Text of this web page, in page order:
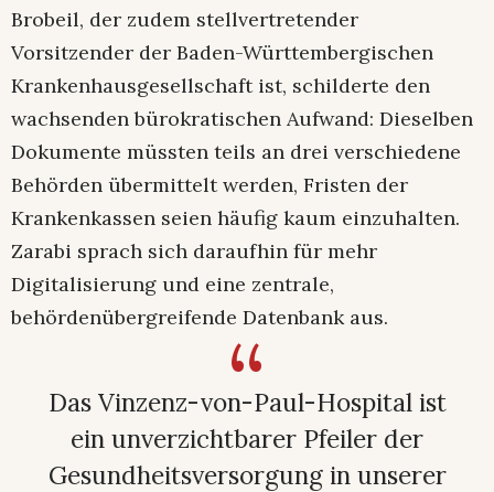
Brobeil, der zudem stellvertretender
Vorsitzender der Baden-Württembergischen
Krankenhausgesellschaft ist, schilderte den
wachsenden bürokratischen Aufwand: Dieselben
Dokumente müssten teils an drei verschiedene
Behörden übermittelt werden, Fristen der
Krankenkassen seien häufig kaum einzuhalten.
Zarabi sprach sich daraufhin für mehr
Digitalisierung und eine zentrale,
behördenübergreifende Datenbank aus.
Das Vinzenz-von-Paul-Hospital ist
ein unverzichtbarer Pfeiler der
Gesundheitsversorgung in unserer